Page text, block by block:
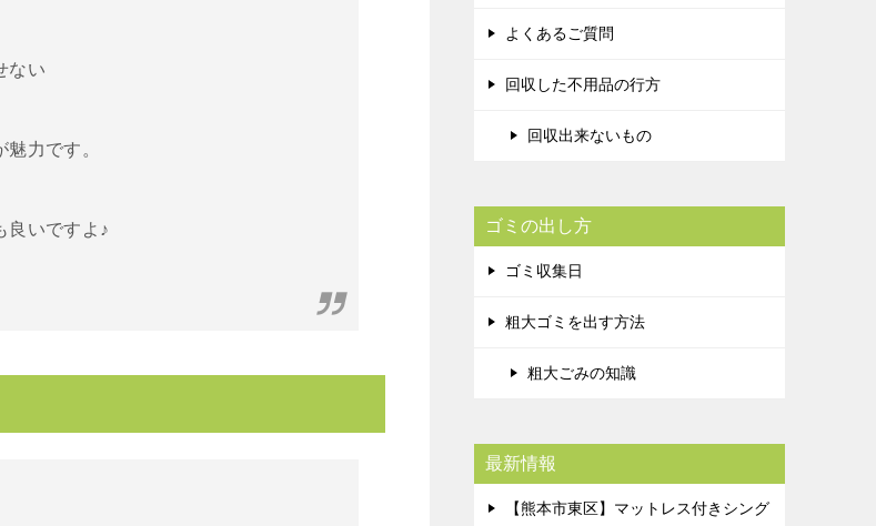
ない
力です。
良いですよ♪
よくあるご質問
回収した不用品の行方
回収出来ないもの
ゴミの出し方
ゴミ収集日
粗大ゴミを出す方法
粗大ごみの知識
最新情報
【熊本市東区】マットレス付きシング